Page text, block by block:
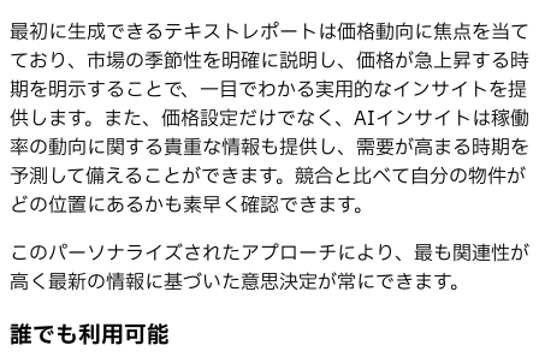
最初に生成できるテキストレポートは価格動向に焦点を当て
ており、市場の季節性を明確に説明し、価格が急上昇する時
期を明示することで、一目でわかる実用的なインサイトを提
供します。また、価格設定だけでなく、AIインサイトは稼働
率の動向に関する貴重な情報も提供し、需要が高まる時期を
予測して備えることができます。競合と比べて自分の物件が
どの位置にあるかも素早く確認できます。
このパーソナライズされたアプローチにより、最も関連性が
高く最新の情報に基づいた意思決定が常にできます。
誰でも利用可能